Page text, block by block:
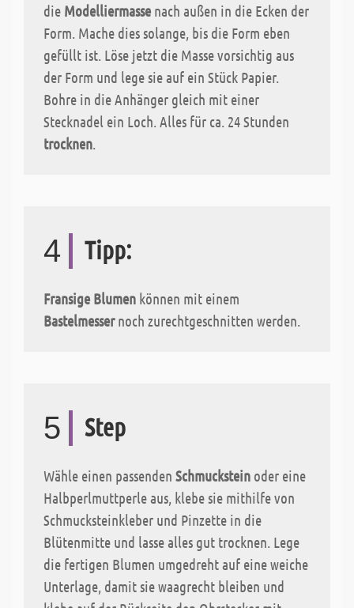
die Modelliermasse nach außen in die Ecken der
Form. Mache dies solange, bis die Form eben
gefüllt ist. Löse jetzt die Masse vorsichtig aus
der Form und lege sie auf ein Stück Papier.
Bohre in die Anhänger gleich mit einer
Stecknadel ein Loch. Alles für ca. 24 Stunden
trocknen.
4 Tipp:
Fransige Blumen können mit einem
Bastelmessernoch zurechtgeschnitten werden.
5 Step
Wähle einen passenden Schmuckstein oder eine
Halbperlmuttperle aus, klebe sie mithilfe von
Schmucksteinkleber und Pinzette in die
Blütenmitte und lasse alles gut trocknen. Lege
die fertigen Blumen umgedreht auf eine weiche
Unterlage, damit sie waagrecht bleiben und